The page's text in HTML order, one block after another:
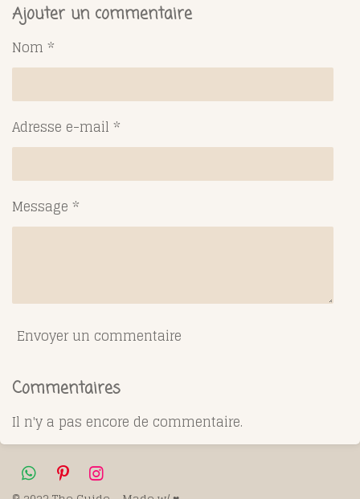
t
a
e
r
t
a
r
t
a
r
t
a
r
Ajouter un commentaire
Nom *
Adresse e-mail *
Message *
Envoyer un commentaire
Commentaires
Il n'y a pas encore de commentaire.
W
h
P
i
I
n